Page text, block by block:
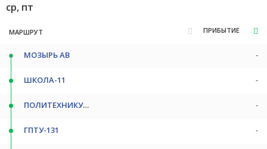
ср, пт
МАРШРУТ ПРИБЫТИЕ
МОЗЫРЬ АВ -
ШКОЛА-11 -
ПОЛИТЕХНИКУМ -
ГПТУ-131 -